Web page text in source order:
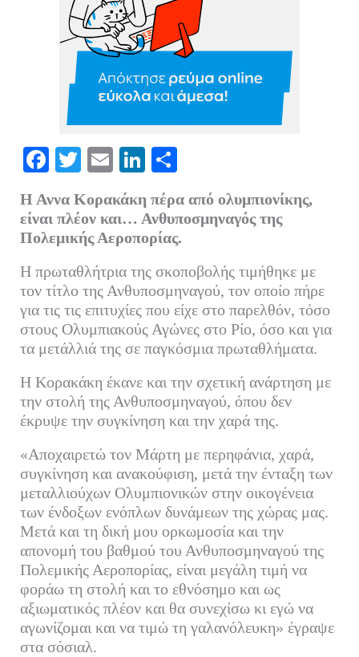
Fa
bo
ok
T
tte
r
E
m
ail
Li
nk
ed
In
ρ
α
στ
εί
τε
Η Αννα Κορακάκη πέρα από ολυμπιονίκης,
είναι πλέον και… Ανθυποσμηναγός της
Πολεμικής Αεροπορίας.
Η πρωταθλήτρια της σκοποβολής τιμήθηκε με
τον τίτλο της Ανθυποσμηναγού, τον οποίο πήρε
για τις τις επιτυχίες που είχε στο παρελθόν, τόσο
στους Ολυμπιακούς Αγώνες στο Ρίο, όσο και για
τα μετάλλιά της σε παγκόσμια πρωταθλήματα.
Η Κορακάκη έκανε και την σχετική ανάρτηση με
την στολή της Ανθυποσμηναγού, όπου δεν
έκρυψε την συγκίνηση και την χαρά της.
«Αποχαιρετώ τον Μάρτη με περηφάνια, χαρά,
συγκίνηση και ανακούφιση, μετά την ένταξη των
μεταλλιούχων Ολυμπιονικών στην οικογένεια
των ένδοξων ενόπλων δυνάμεων της χώρας μας.
Μετά και τη δική μου ορκωμοσία και την
απονομή του βαθμού του Ανθυποσμηναγού της
Πολεμικής Αεροπορίας, είναι μεγάλη τιμή να
φοράω τη στολή και το εθνόσημο και ως
αξιωματικός πλέον και θα συνεχίσω κι εγώ να
αγωνίζομαι και να τιμώ τη γαλανόλευκη» έγραψε
στα σόσιαλ.